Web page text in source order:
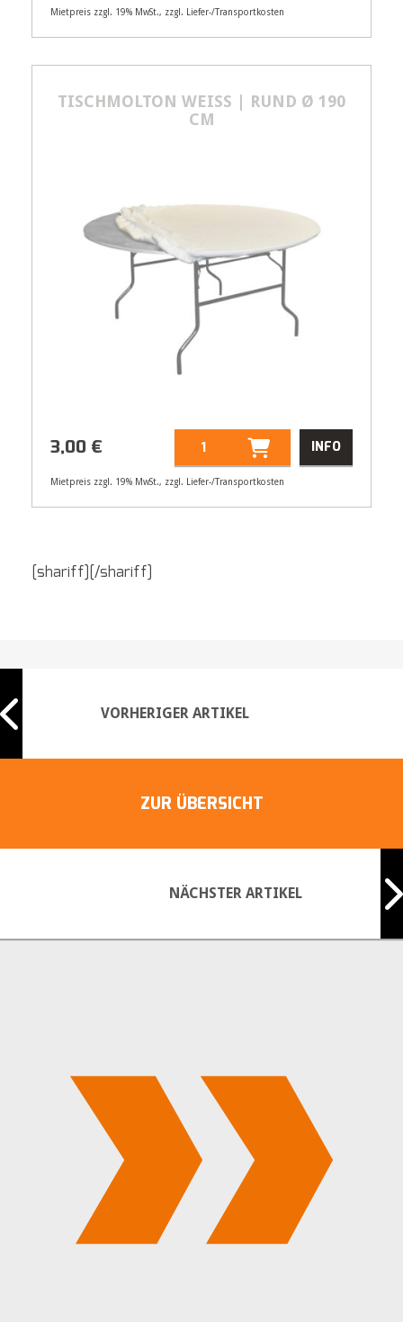
Artikelnummer
21295
Größenangabe:
Ø 160 cm
Mietpreis zzgl. 19% MwSt., zzgl. Liefer-/Transportkosten
TISCHMOLTON WEISS | RUND Ø 190
CM
Größenangabe:
3,00 € INFO
Mietpreis zzgl. 19% MwSt., zzgl. Liefer-/Transportkosten
[shariff][/shariff]
VORHERIGER ARTIKEL
ZUR ÜBERSICHT
NÄCHSTER ARTIKEL